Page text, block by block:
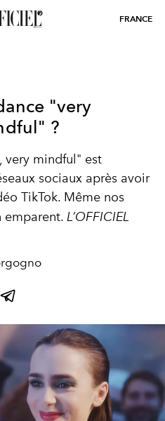
FRANCE
"very
?
very mindful" est
sociaux après avoir
TikTok. Même nos
emparent. L’OFFICIEL